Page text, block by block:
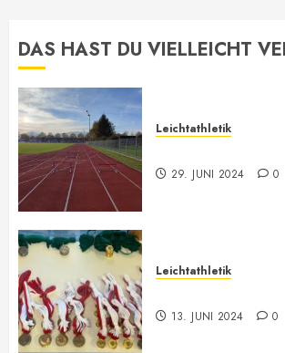
DAS HAST DU VIELLEICHT
Leichtathletik
29. JUNI 2024 0
Leichtathletik
13. JUNI 2024 0